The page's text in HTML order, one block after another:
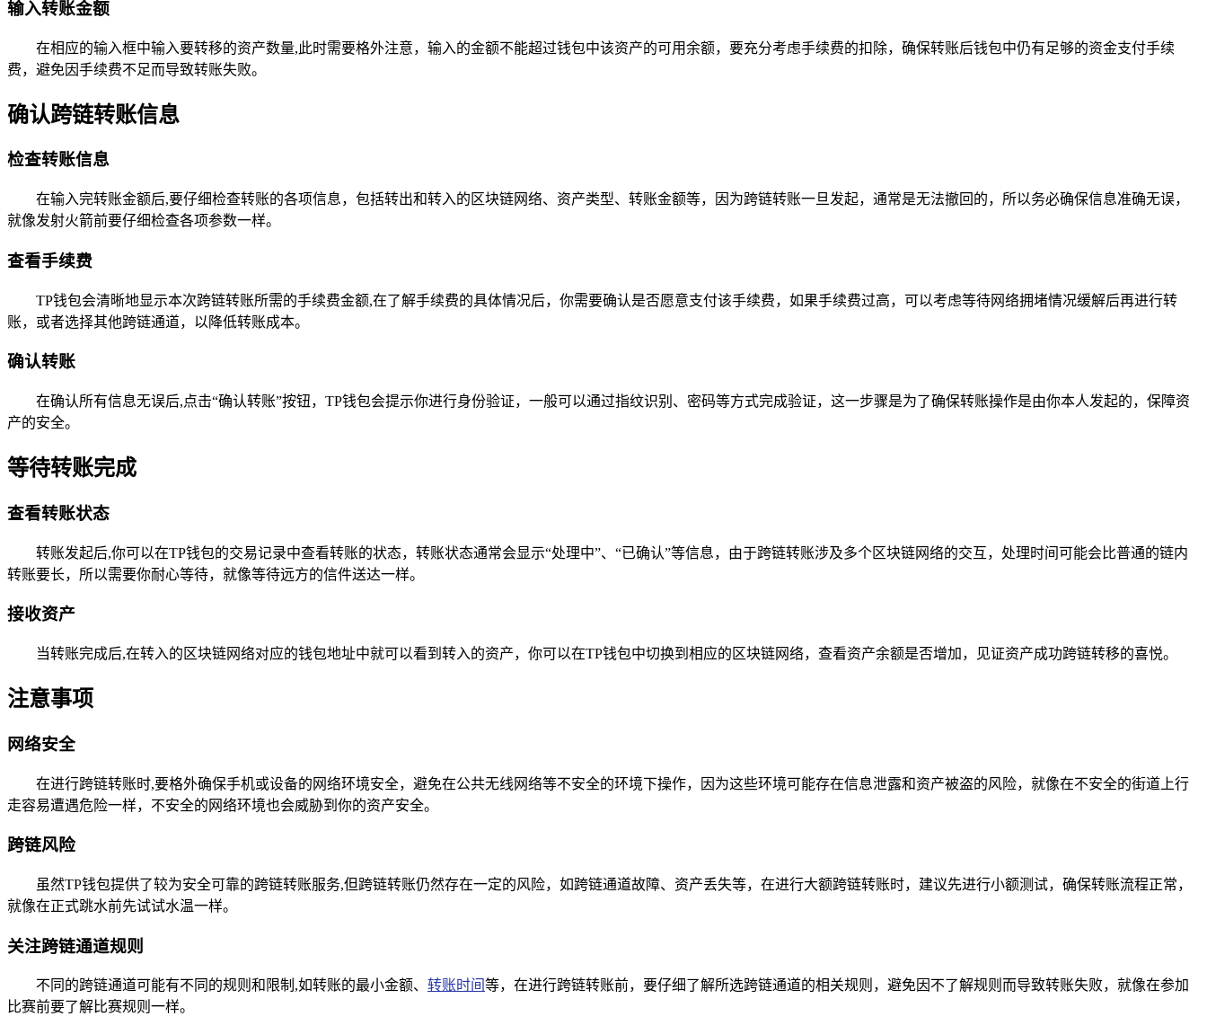
输入转账金额
在相应的输入框中输入要转移的资产数量,此时需要格外注意，输入的金额不能超过钱包中该资产的可用余额，要充分考虑手续费的扣除，确保转账后钱包中仍有足够的资金支付手续
费，避免因手续费不足而导致转账失败。
确认跨链转账信息
检查转账信息
在输入完转账金额后,要仔细检查转账的各项信息，包括转出和转入的区块链网络、资产类型、转账金额等，因为跨链转账一旦发起，通常是无法撤回的，所以务必确保信息准确无误，
就像发射火箭前要仔细检查各项参数一样。
查看手续费
TP钱包会清晰地显示本次跨链转账所需的手续费金额,在了解手续费的具体情况后，你需要确认是否愿意支付该手续费，如果手续费过高，可以考虑等待网络拥堵情况缓解后再进行转
账，或者选择其他跨链通道，以降低转账成本。
确认转账
在确认所有信息无误后,点击“确认转账”按钮，TP钱包会提示你进行身份验证，一般可以通过指纹识别、密码等方式完成验证，这一步骤是为了确保转账操作是由你本人发起的，保障资
产的安全。
等待转账完成
查看转账状态
转账发起后,你可以在TP钱包的交易记录中查看转账的状态，转账状态通常会显示“处理中”、“已确认”等信息，由于跨链转账涉及多个区块链网络的交互，处理时间可能会比普通的链内
转账要长，所以需要你耐心等待，就像等待远方的信件送达一样。
接收资产
当转账完成后,在转入的区块链网络对应的钱包地址中就可以看到转入的资产，你可以在TP钱包中切换到相应的区块链网络，查看资产余额是否增加，见证资产成功跨链转移的喜悦。
注意事项
网络安全
在进行跨链转账时,要格外确保手机或设备的网络环境安全，避免在公共无线网络等不安全的环境下操作，因为这些环境可能存在信息泄露和资产被盗的风险，就像在不安全的街道上行
走容易遭遇危险一样，不安全的网络环境也会威胁到你的资产安全。
跨链风险
虽然TP钱包提供了较为安全可靠的跨链转账服务,但跨链转账仍然存在一定的风险，如跨链通道故障、资产丢失等，在进行大额跨链转账时，建议先进行小额测试，确保转账流程正常，
就像在正式跳水前先试试水温一样。
关注跨链通道规则
不同的跨链通道可能有不同的规则和限制,如转账的最小金额、 转账时间等，在进行跨链转账前，要仔细了解所选跨链通道的相关规则，避免因不了解规则而导致转账失败，就像在参加
比赛前要了解比赛规则一样。